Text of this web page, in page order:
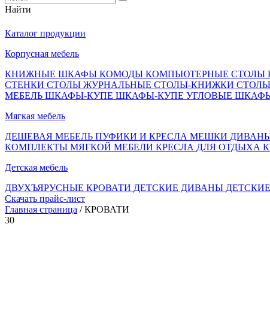
Найти
Каталог продукции
Корпусная мебель
КНИЖНЫЕ ШКАФЫ КОМОДЫ КОМПЬЮТЕРНЫЕ СТОЛЫ
СТЕНКИ СТОЛЫ ЖУРНАЛЬНЫЕ СТОЛЫ-КНИЖКИ
МЕБЕЛЬ ШКАФЫ-КУПЕ ШКАФЫ-КУПЕ УГЛОВЫЕ
Мягкая мебель
ДЕШЕВАЯ МЕБЕЛЬ ПУФИКИ И КРЕСЛА МЕШКИ
КОМПЛЕКТЫ МЯГКОЙ МЕБЕЛИ КРЕСЛА ДЛЯ ОТДЫХА
Детская мебель
ДВУХЪЯРУСНЫЕ КРОВАТИ ДЕТСКИЕ ДИВАНЫ
Скачать прайс-лист
Главная страница / КРОВАТИ
30